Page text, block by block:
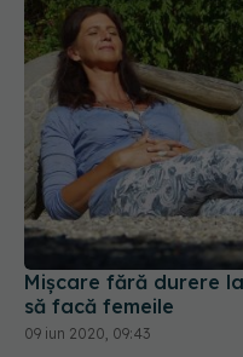
Mișcare fără durere
să facă femeile
09 iun 2020, 09:43